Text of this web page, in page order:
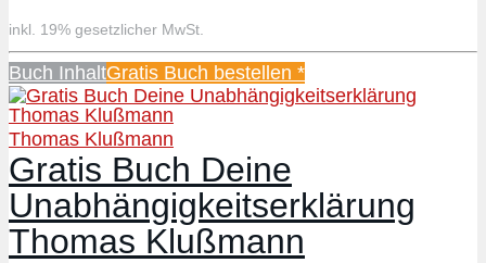
inkl. 19% gesetzlicher MwSt.
Buch InhaltGratis Buch bestellen *
Thomas Klußmann
Gratis Buch Deine
Unabhängigkeitserklärung
Thomas Klußmann